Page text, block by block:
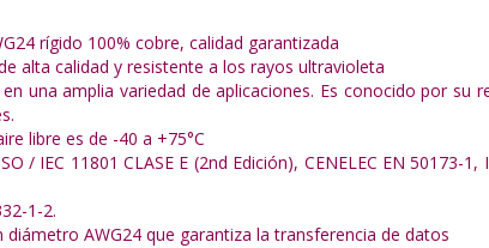
rígido 100% cobre, calidad garantizada
alta calidad y resistente a los rayos ultravioleta
una amplia variedad de aplicaciones. Es conocido por su
libre es de -40 a +75°C
/ IEC 11801 CLASE E (2nd Edición), CENELEC EN 50173-1,
1-2.
AWG24 que garantiza la transferencia de datos